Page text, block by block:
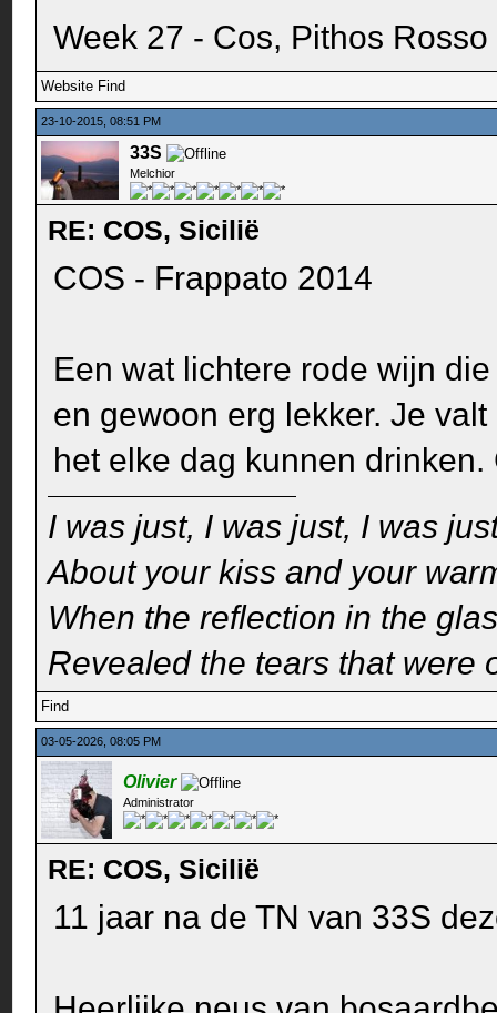
Week 27 - Cos, Pithos
Website Find
23-10-2015, 08:51 PM
33S
Melchior
RE: COS, Sicilië
COS - Frappato 2014
Een wat lichtere rode wijn
en gewoon erg lekker. Je
het elke dag kunnen
I was just, I was just, I was
About your kiss and your
When the reflection in the
Revealed the tears that were
Find
03-05-2026, 08:05 PM
Olivier
Administrator
RE: COS, Sicilië
11 jaar na de TN van 33S